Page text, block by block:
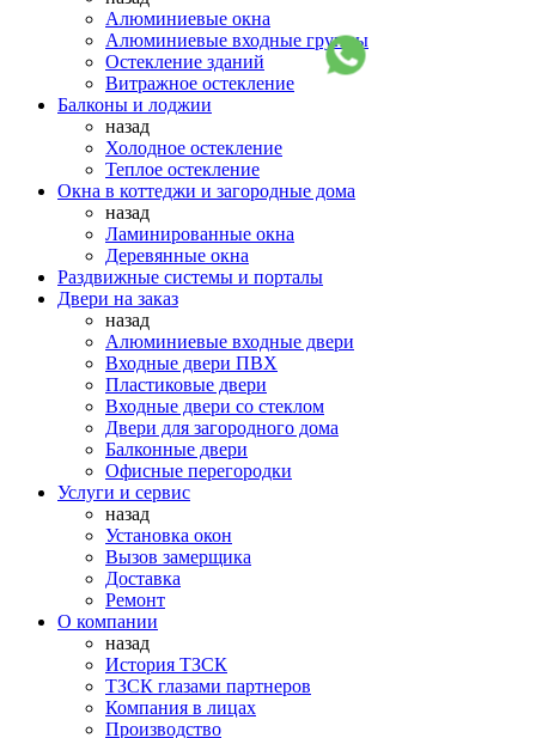
Алюминиевые окна
Алюминиевые входные группы
Остекление зданий
Витражное остекление
Балконы и лоджии
назад
Холодное остекление
Теплое остекление
Окна в коттеджи и загородные дома
назад
Ламинированные окна
Деревянные окна
Раздвижные системы и порталы
Двери на заказ
назад
Алюминиевые входные двери
Входные двери ПВХ
Пластиковые двери
Входные двери со стеклом
Двери для загородного дома
Балконные двери
Офисные перегородки
Услуги и сервис
назад
Установка окон
Вызов замерщика
Доставка
Ремонт
О компании
назад
История ТЗСК
ТЗСК глазами партнеров
Компания в лицах
Производство